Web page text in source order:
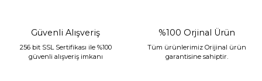
Güvenli Alışveriş
256 bit SSL Sertifikası ile %100
güvenli alışveriş imkanı
%100 Orjinal Ürün
Tüm ürünlerimiz Orijinal ürün
garantisine sahiptir.